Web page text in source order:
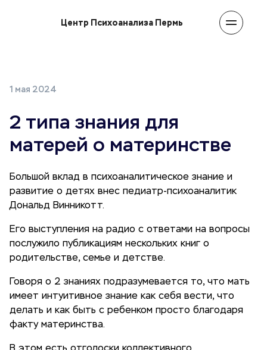
Центр Психоанализа Пермь
1 мая 2024
2 типа знания для
матерей о материнстве
Большой вклад в психоаналитическое знание и
развитие о детях внес педиатр-психоаналитик
Дональд Винникотт.
Его выступления на радио с ответами на вопросы
послужило публикациям нескольких книг о
родительстве, семье и детстве.
Говоря о 2 знаниях подразумевается то, что мать
имеет интуитивное знание как себя вести, что
делать и как быть с ребенком просто благодаря
факту материнства.